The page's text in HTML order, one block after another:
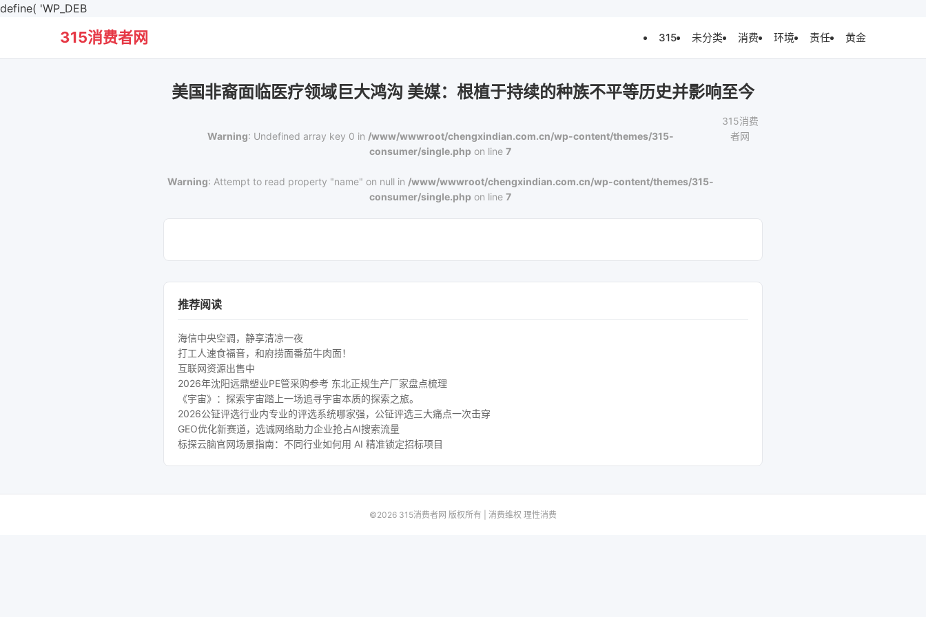
define( 'WP_DEB
315消费者网 315 未分类 消费 环境 责任 黄金
美国非裔面临医疗领域巨大鸿沟 美媒：根植于持续的种族不平等历史并影响至今
Warning: Undefined array key 0 in /www/wwwroot/chengxindian.com.cn/wp-content/themes/315-
consumer/single.php on line7
Warning: Attempt to read property "name" on null in /www/wwwroot/chengxindian.com.cn/wp-content/themes/315-
consumer/single.php on line7
315消费
者网
推荐阅读
海信中央空调，静享清凉一夜
打工人速食福音，和府捞面番茄牛肉面！
互联网资源出售中
2026年沈阳远鼎塑业PE管采购参考 东北正规生产厂家盘点梳理
《宇宙》：探索宇宙踏上一场追寻宇宙本质的探索之旅。
2026公钲评选行业内专业的评选系统哪家强，公钲评选三大痛点一次击穿
GEO优化新赛道，选诚网络助力企业抢占AI搜索流量
标探云脑官网场景指南：不同行业如何用 AI 精准锁定招标项目
©2026 315消费者网 版权所有 | 消费维权 理性消费